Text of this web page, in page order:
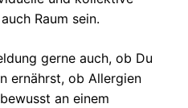
Raum sein.
gerne auch, ob Du
ernährst, ob Allergien
an einem